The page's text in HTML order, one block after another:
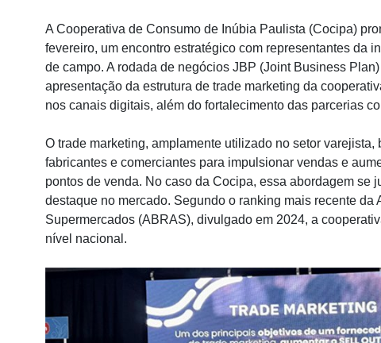
A Cooperativa de Consumo de Inúbia Paulista (Cocipa)
fevereiro, um encontro estratégico com representantes da
de campo. A rodada de negócios JBP (Joint Business
apresentação da estrutura de trade marketing da
nos canais digitais, além do fortalecimento das parcerias
O trade marketing, amplamente utilizado no setor
fabricantes e comerciantes para impulsionar vendas e
pontos de venda. No caso da Cocipa, essa abordagem se
destaque no mercado. Segundo o ranking mais recente da
Supermercados (ABRAS), divulgado em 2024, a
nível nacional.